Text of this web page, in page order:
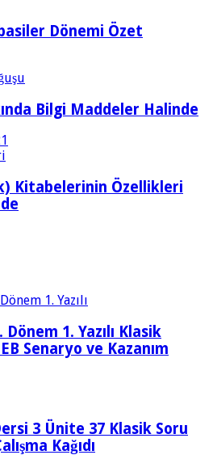
Dönemi Özet
Bilgi Maddeler Halinde
Kitabelerinin Özellikleri
Dönem 1. Yazılı Klasik
Senaryo ve Kazanım
3 Ünite 37 Klasik Soru
Kağıdı